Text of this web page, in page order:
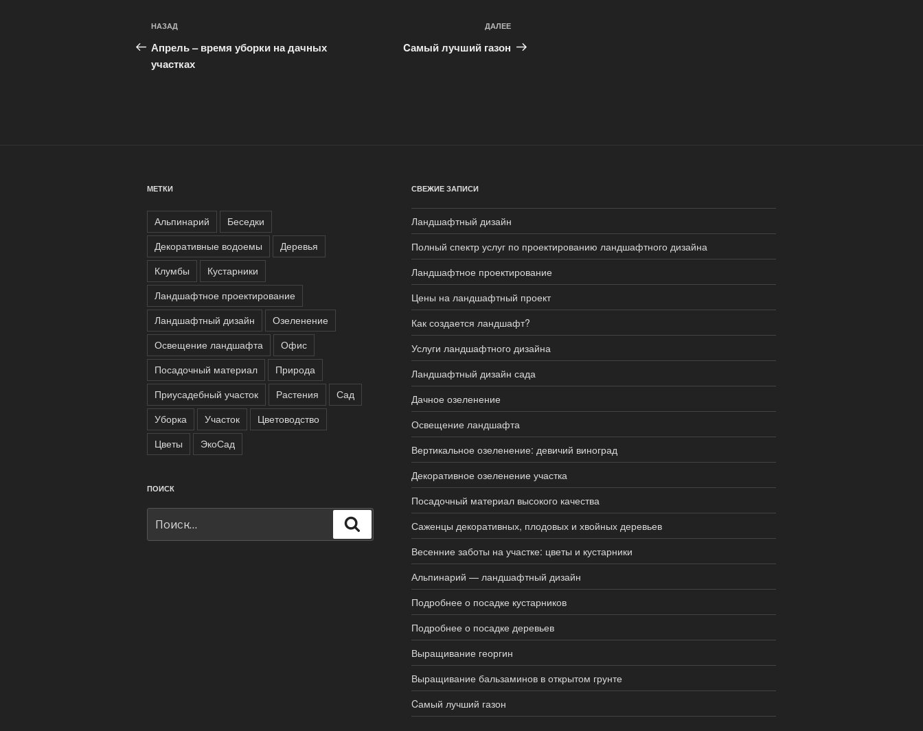
Навигация
по
записям
Предыдущая
запись:
НАЗАД
Апрель – время уборки на дачных
участках
Следующая
запись
ДАЛЕЕ
Cамый лучший газон
МЕТКИ
Альпинарий
Беседки
Декоративные водоемы
Деревья
Клумбы
Кустарники
Ландшафтное проектирование
Ландшафтный дизайн
Озеленение
Освещение ландшафта
Офис
Посадочный материал
Природа
Приусадебный участок
Растения
Сад
Уборка
Участок
Цветоводство
Цветы
ЭкоСад
ПОИСК
СВЕЖИЕ ЗАПИСИ
Ландшафтный дизайн
Полный спектр услуг по проектированию ландшафтного дизайна
Ландшафтное проектирование
Цены на ландшафтный проект
Как создается ландшафт?
Услуги ландшафтного дизайна
Ландшафтный дизайн сада
Дачное озеленение
Освещение ландшафта
Вертикальное озеленение: девичий виноград
Декоративное озеленение участка
Посадочный материал высокого качества
Саженцы декоративных, плодовых и хвойных деревьев
Весенние заботы на участке: цветы и кустарники
Альпинарий — ландшафтный дизайн
Подробнее о посадке кустарников
Подробнее о посадке деревьев
Выращивание георгин
Выращивание бальзаминов в открытом грунте
Cамый лучший газон